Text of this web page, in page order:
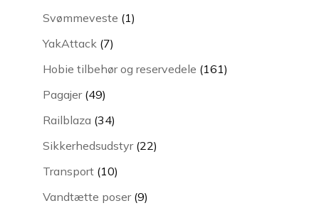
Svømmeveste 11
YakAttack 77
Hobie tilbehør og reservedele 161161
Pagajer 4949
varer
Railblaza 3434
varer
Sikkerhedsudstyr 2222
Transport 1010
varer
Vandtætte poser 99